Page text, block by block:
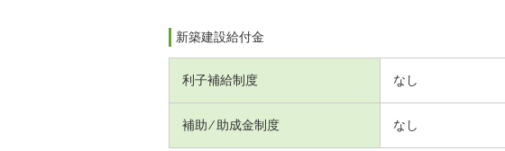
新築建設給付金
利子補給制度 なし
補助 ⁄ 助成金制度 なし